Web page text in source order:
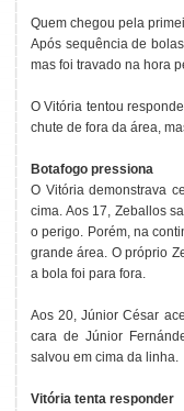
Quem chegou pela
Após sequência de
mas foi travado na hora
O Vitória tentou
chute de fora da área,
Botafogo pressiona
O Vitória demonstrava
cima. Aos 17, Zeballos
o perigo. Porém, na
grande área. O próprio
a bola foi para fora.
Aos 20, Júnior César
cara de Júnior
salvou em cima da linha.
Vitória tenta responder